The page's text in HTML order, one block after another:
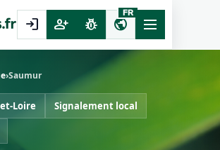
login person_add pest_control public
FR
›Saumur
Loire
Signalement local